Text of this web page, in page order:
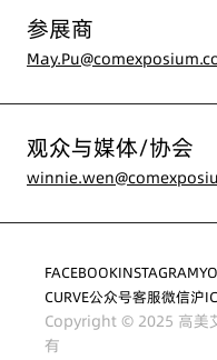
参展商
观众与媒体/协会
FACEBOOKINSTAGRAM
CURVE公众号客服微信沪
Copyright © 2025 高美
有